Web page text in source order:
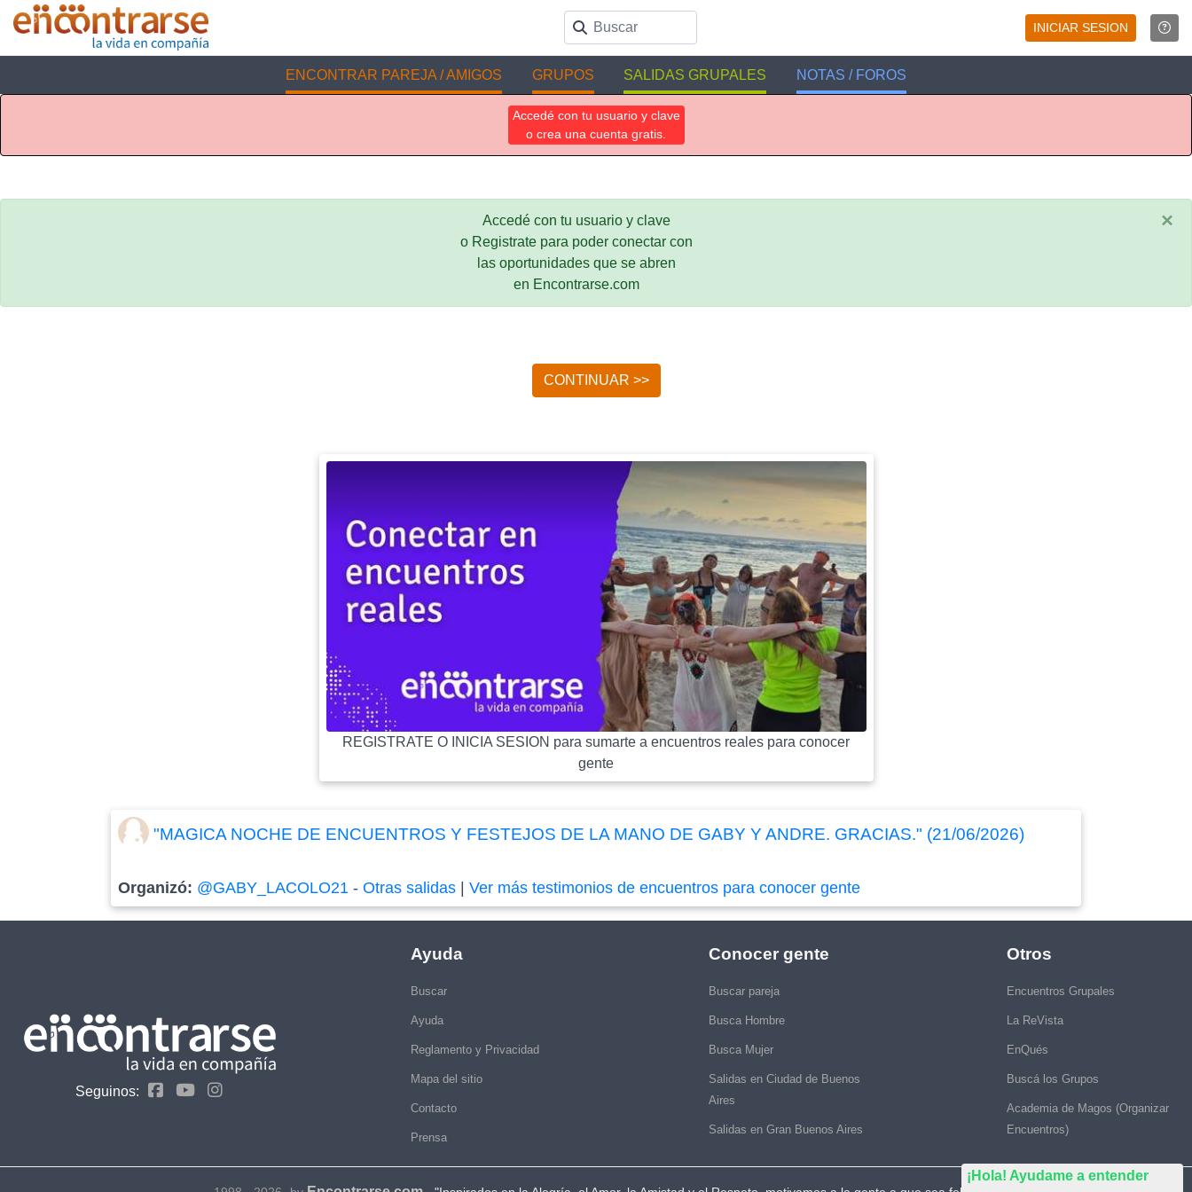
INICIAR SESION
ENCONTRAR PAREJA / AMIGOS GRUPOS SALIDAS GRUPALES NOTAS / FOROS
¡Hola! Ayudame a entender
Accedé con tu usuario y clave
o crea una cuenta gratis.
Accedé con tu usuario y clave
o Registrate para poder conectar con
las oportunidades que se abren
en Encontrarse.com
×
CONTINUAR >>
REGISTRATE O INICIA SESION para sumarte a encuentros reales para conocer
gente
"MAGICA NOCHE DE ENCUENTROS Y FESTEJOS DE LA MANO DE GABY Y ANDRE. GRACIAS." (21/06/2026)
Organizó: @GABY_LACOLO21 -Otras salidas |Ver más testimonios de encuentros para conocer gente
Seguinos:
Ayuda
Buscar
Ayuda
Reglamento y Privacidad
Mapa del sitio
Contacto
Prensa
Conocer gente
Buscar pareja
Busca Hombre
Busca Mujer
Salidas en Ciudad de Buenos
Aires
Salidas en Gran Buenos Aires
Otros
Encuentros Grupales
La ReVista
EnQués
Buscá los Grupos
Academia de Magos (Organizar
Encuentros)